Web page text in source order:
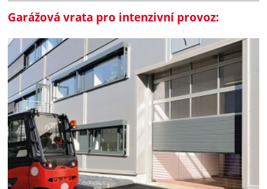
Garážová vrata pro intenzivní provoz: